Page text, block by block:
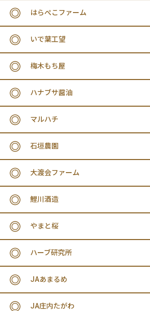
はらぺこファーム
いで葉工望
梅木もち屋
ハナブサ醤油
マルハチ
石垣農園
大渡会ファーム
鯉川酒造
やまと桜
ハーブ研究所
JAあまるめ
JA庄内たがわ